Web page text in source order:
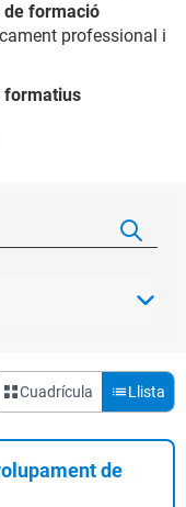
de formació
professional i
formatius
Cuadrícula Llista
de